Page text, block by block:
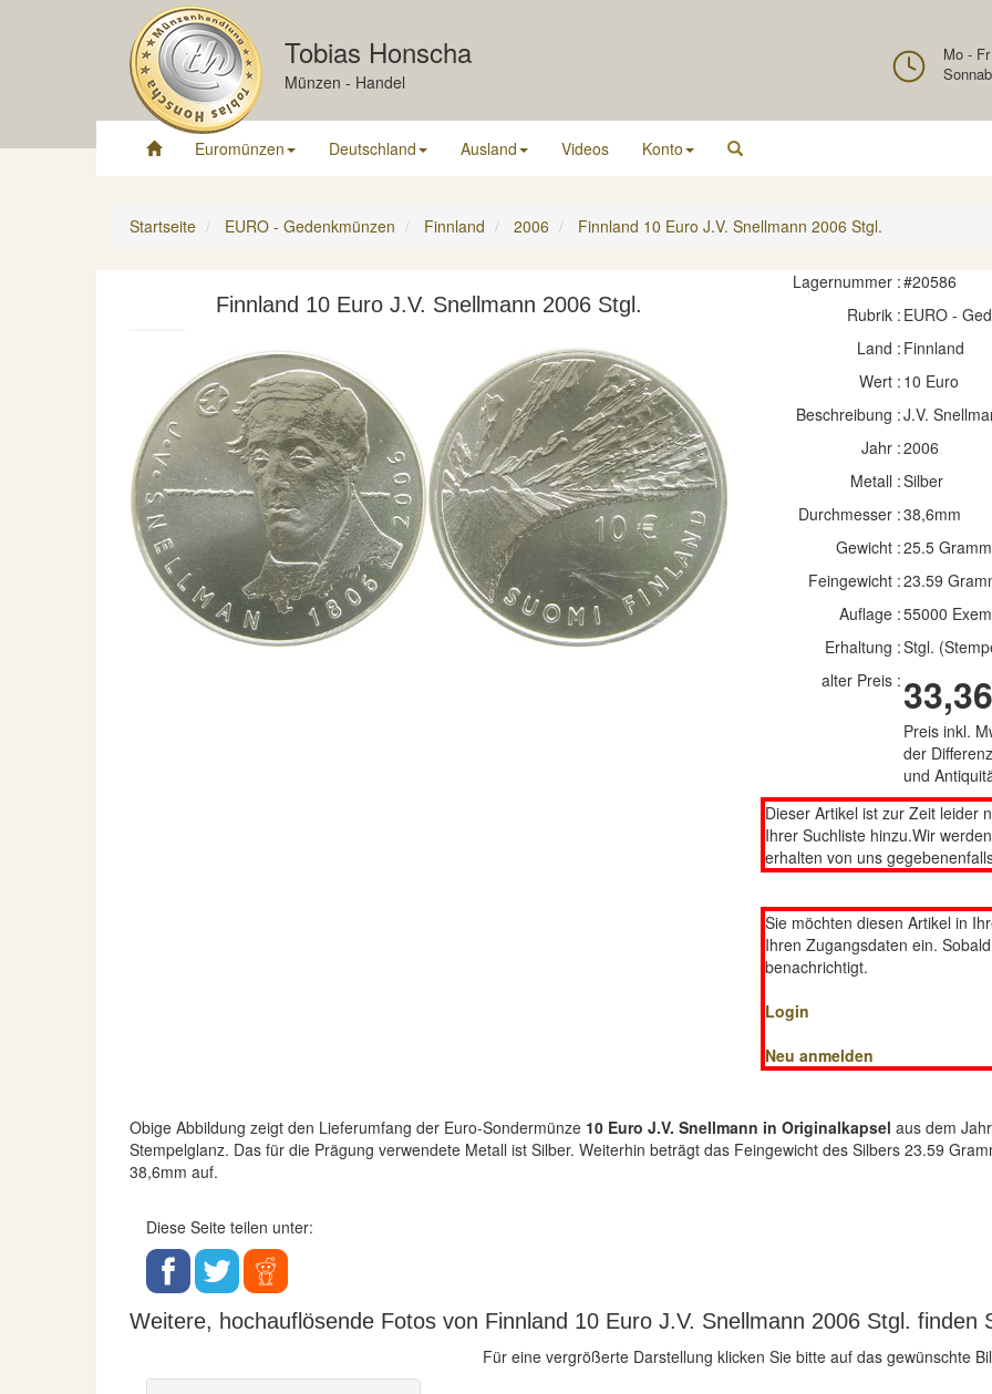
Tobias Honscha
Münzen - Handel
Mo -
Euromünzen Deutschland Ausland Videos Konto
Startseite EURO - Gedenkmünzen Finnland 2006 Finnland 10 Euro J.V. Snellmann 2006 Stgl.
Finnland 10 Euro J.V. Snellmann 2006 Stgl.
Lagernummer :#20586
Rubrik : EURO -
Land : Finnland
Wert : 10 Euro
Beschreibung :J.V.
Jahr :2006
Metall :Silber
Durchmesser :38,6mm
Gewicht :25.5 Gramm
Feingewicht :23.59
Auflage :55000
Erhaltung :Stgl.
alter Preis :
Preis inkl.
der
und
Dieser Artikel ist zur Zeit leider
Ihrer Suchliste hinzu.Wir
erhalten von uns
Sie möchten diesen Artikel in
Ihren Zugangsdaten ein.
benachrichtigt.
Login
Neu anmelden
Obige Abbildung zeigt den Lieferumfang der Euro-Sondermünze 10 Euro J.V. Snellmann in Originalkapsel aus dem
Stempelglanz. Das für die Prägung verwendete Metall ist Silber. Weiterhin beträgt das Feingewicht des Silbers 23.59
38,6mm auf.
Diese Seite teilen unter:
Weitere, hochauflösende Fotos von Finnland 10 Euro J.V. Snellmann 2006 Stgl. finden
Für eine vergrößerte Darstellung klicken Sie bitte auf das gewünschte